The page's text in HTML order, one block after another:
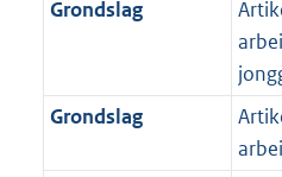
t
a
t
a
a
Grondslag
Grondslag